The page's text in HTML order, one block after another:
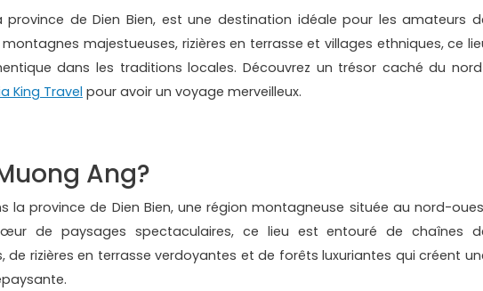
province de Dien Bien, est une destination idéale pour les amateurs
majestueuses, rizières en terrasse et villages ethniques, ce
dans les traditions locales. Découvrez un trésor caché du
King Travel pour avoir un voyage merveilleux.
Ang?
la province de Dien Bien, une région montagneuse située au nord-
de paysages spectaculaires, ce lieu est entouré de chaînes
rizières en terrasse verdoyantes et de forêts luxuriantes qui créent